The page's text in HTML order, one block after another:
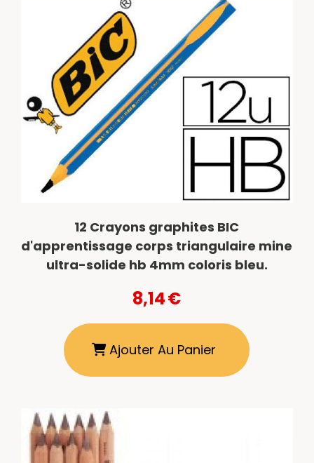
12 Crayons graphites BIC
d'apprentissage corps triangulaire mine
ultra-solide hb 4mm coloris bleu.
8,14€
Ajouter Au Panier